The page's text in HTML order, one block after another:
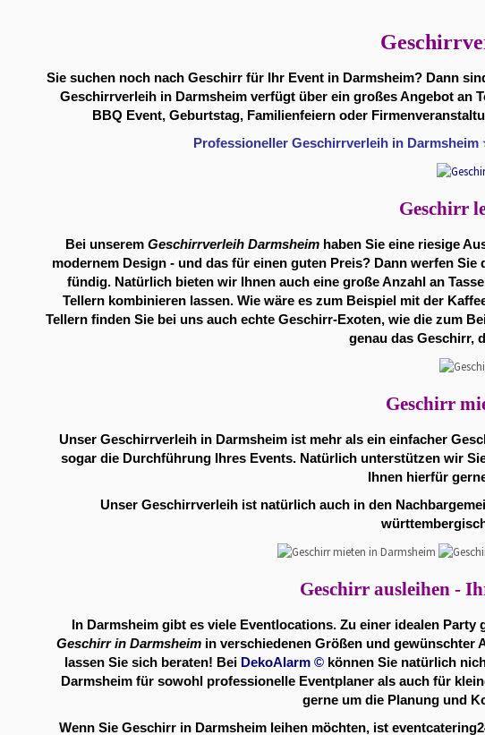
Sie suchen noch nach Geschirr für Ihr Event in Darmsheim? Dann
Geschirrverleih in Darmsheim verfügt über ein großes Angebot an
BBQ Event, Geburtstag, Familienfeiern oder
Professioneller Geschirrverleih in
Geschirr
Bei unserem Geschirrverleih Darmsheimhaben Sie eine riesige
modernem Design - und das für einen guten Preis? Dann werfen
fündig. Natürlich bieten wir Ihnen auch eine große Anzahl an
Tellern kombinieren lassen. Wie wäre es zum Beispiel mit der
Tellern finden Sie bei uns auch echte Geschirr-Exoten, wie die zum
genau das Geschirr,
Geschirr
Unser Geschirrverleih in Darmsheim ist mehr als ein einfacher
sogar die Durchführung Ihres Events. Natürlich unterstützen wir
Ihnen hierfür
Unser Geschirrverleih ist natürlich auch in den
Geschirr ausleihen -
In Darmsheim gibt es viele Eventlocations. Zu einer idealen Party
Geschirr in Darmsheim in verschiedenen Größen und gewünschter
lassen Sie sich beraten! Bei DekoAlarm © können Sie natürlich
Darmsheim für sowohl professionelle Eventplaner als auch für
gerne um die Planung und
Wenn Sie Geschirr in Darmsheim leihen möchten, ist